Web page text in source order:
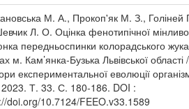
М. А., Прокоп'як М. З., Голіней
Л. О. Оцінка фенотипічної
передньоспинки колорадського
м. Кам’янка-Бузька Львівської області
експериментальної еволюції
2023. Т. 33. С. 180-186. DOI :
doi.org/10.7124/FEEO.v33.1589